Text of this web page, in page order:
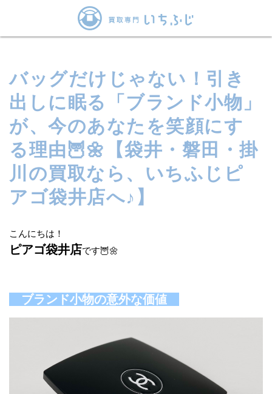
バッグだけじゃない！引き
出しに眠る「ブランド小物」
が、今のあなたを笑顔にす
る理由🦉🌼【袋井・磐田・掛
川の買取なら、いちふじピ
アゴ袋井店へ♪】
こんにちは！
ピアゴ袋井店です🦉🌼
ブランド小物の意外な価値